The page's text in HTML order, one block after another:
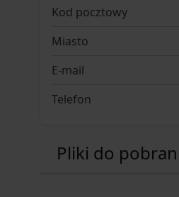
Kod pocztowy
Miasto
E-mail
Telefon
Pliki do